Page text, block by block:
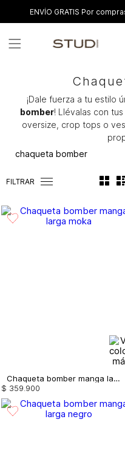
ENVÍO GRATIS Por
¡Dale fuerza a tu estilo
bomber! Llévalas con
oversize, crop tops o
chaqueta bomber
FILTRAR
Chaqueta bomber manga larga
$ 359.900